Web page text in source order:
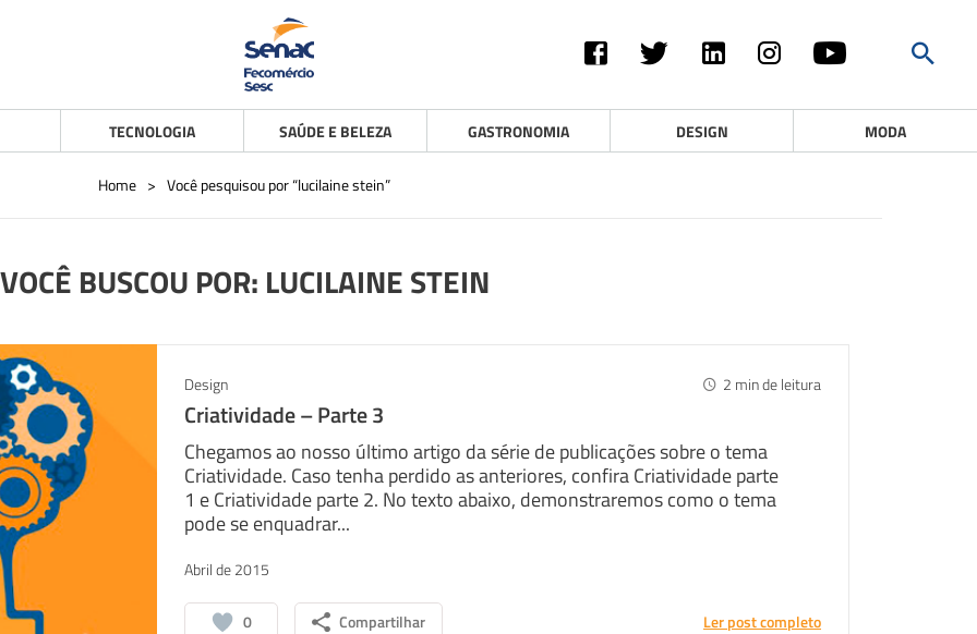
TECNOLOGIA SAÚDE E BELEZA GASTRONOMIA DESIGN MODA
Home > Você pesquisou por “lucilaine stein”
VOCÊ BUSCOU POR: LUCILAINE STEIN
Design 2 min de leitura
Criatividade – Parte 3
Chegamos ao nosso último artigo da série de publicações sobre o tema
Criatividade. Caso tenha perdido as anteriores, confira Criatividade parte
1 e Criatividade parte 2. No texto abaixo, demonstraremos como o tema
pode se enquadrar...
Abril de 2015
0 Compartilhar Ler post completo